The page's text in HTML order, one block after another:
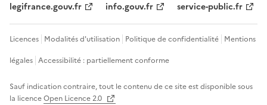
legifrance.gouv.fr info.gouv.fr service-public.fr
Licences Modalités d'utilisation Politique de confidentialité Mentions
légales Accessibilité : partiellement conforme
Sauf indication contraire, tout le contenu de ce site est disponible sous
la licenceOpen Licence 2.0